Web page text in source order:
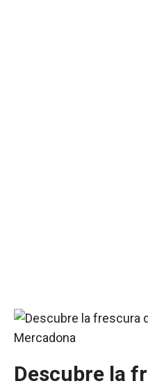
Descubre la